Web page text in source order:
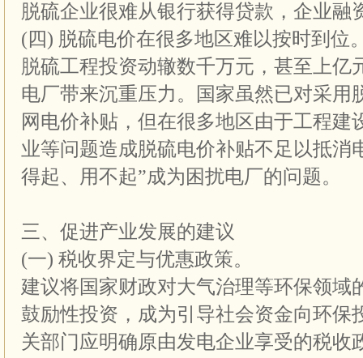
脱硫企业很难从银行获得贷款，企业融
(四) 脱硫电价在很多地区难以按时到位
脱硫工程投资动辙数千万元，甚至上亿
电厂带来沉重压力。国家虽然已对采用
网电价补贴，但在很多地区由于工程建
业等问题造成脱硫电价补贴不足以抵消
得起、用不起”成为困扰电厂的问题。
三、促进产业发展的建议
(一) 税收界定与优惠政策。
建议将国家财政对大气治理等环保领域
鼓励性投资，成为引导社会资金向环保
关部门应明确原由发电企业享受的税收